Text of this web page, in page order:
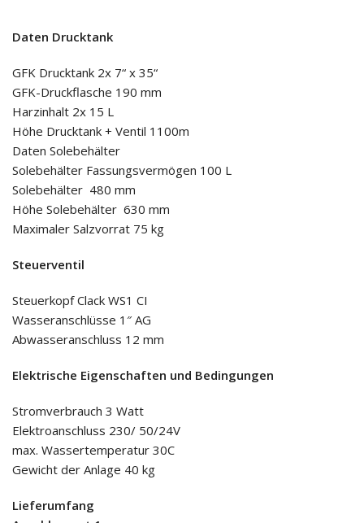
Daten Drucktank
GFK Drucktank 2x 7“ x 35“
GFK-Druckflasche 190 mm
Harzinhalt 2x 15 L
Höhe Drucktank + Ventil 1100m
Daten Solebehälter
Solebehälter Fassungsvermögen 100 L
Solebehälter 480 mm
Höhe Solebehälter 630 mm
Maximaler Salzvorrat 75 kg
Steuerventil
Steuerkopf Clack WS1 CI
Wasseranschlüsse 1″ AG
Abwasseranschluss 12 mm
Elektrische Eigenschaften und Bedingungen
Stromverbrauch 3 Watt
Elektroanschluss 230/ 50/24V
max. Wassertemperatur 30C
Gewicht der Anlage 40 kg
Lieferumfang